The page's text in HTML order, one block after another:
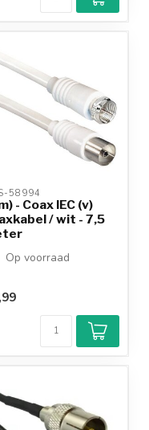
58994
- Coax IEC (v)
/ wit - 7,5
Op voorraad
9,2/10
Achteraf
betalen mogelijk